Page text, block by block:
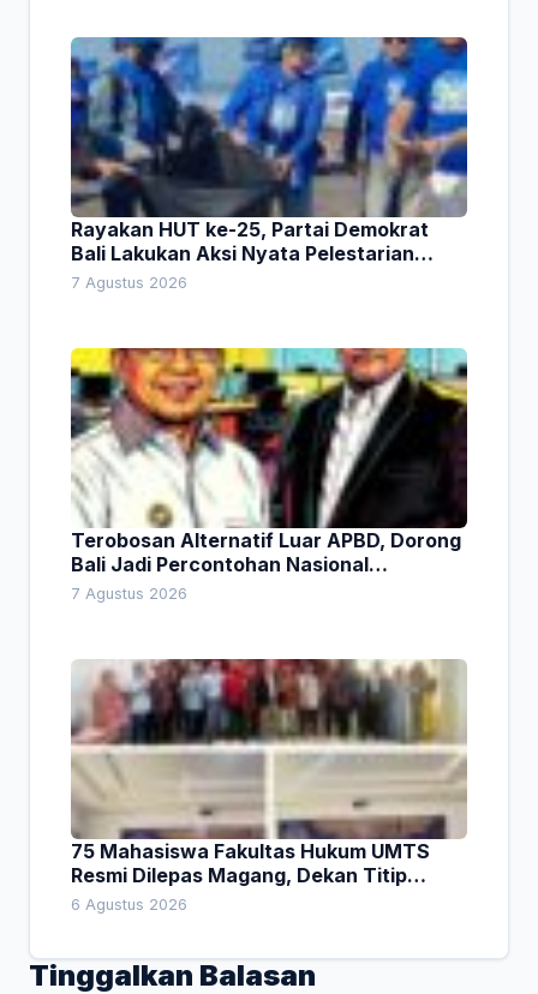
Rayakan HUT ke-25, Partai Demokrat
Bali Lakukan Aksi Nyata Pelestarian
Lingkungan
7 Agustus 2026
Terobosan Alternatif Luar APBD, Dorong
Bali Jadi Percontohan Nasional
Pembiayaan Daerah
7 Agustus 2026
75 Mahasiswa Fakultas Hukum UMTS
Resmi Dilepas Magang, Dekan Titip
Empat Pesan Penting
6 Agustus 2026
Tinggalkan Balasan